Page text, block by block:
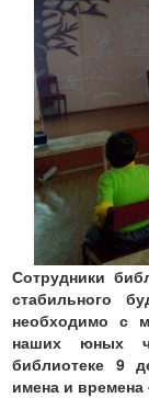
Сотрудники
стабильного
необходимо с
наших юных
библиотеке 9
имена и времена